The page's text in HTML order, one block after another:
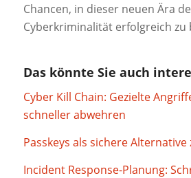
Chancen, in dieser neuen Ära
Cyberkriminalität erfolgreich zu
Das könnte Sie auch
Cyber Kill Chain: Gezielte
schneller abwehren
Passkeys als sichere
Incident Response-Planung: